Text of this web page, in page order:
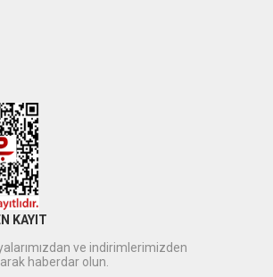
KAYIT
ve indirimlerimizden
haberdar olun.